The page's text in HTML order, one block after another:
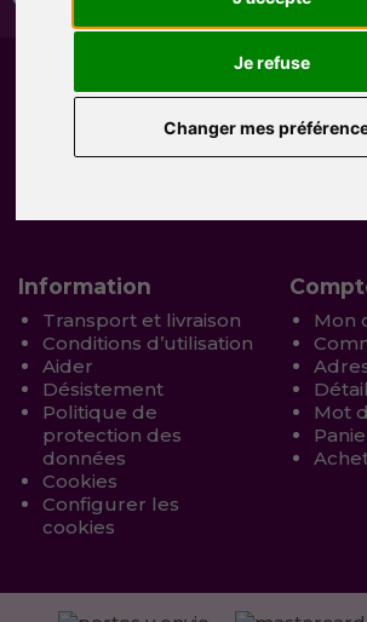
Je refuse
Changer mes
Service client
Qui sommes nous
Contacter avec nous
Extras
Information
Transport et livraison
Conditions d’utilisation
Aider
Désistement
Politique de
protection des
données
Cookies
Configurer les
cookies
Mon
Mot